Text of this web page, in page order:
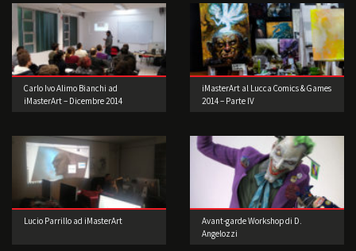
Carlo Ivo Alimo Bianchi ad
iMasterArt – Dicembre 2014
iMasterArt al Lucca Comics & Games
2014 – Parte IV
Lucio Parrillo ad iMasterArt
Avant-garde Workshop di D.
Angelozzi